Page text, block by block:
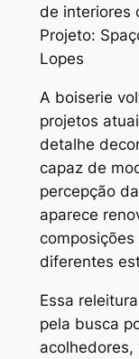
de interiores
Projeto:
Lopes
A boiserie
projetos
detalhe
capaz de
percepção
aparece
diferentes
Essa
pela busca
acolhedores,